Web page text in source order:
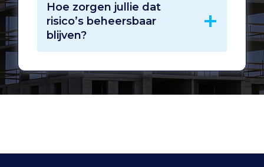
Hoe zorgen jullie dat
risico’s beheersbaar
blijven?